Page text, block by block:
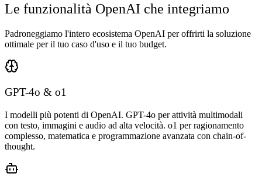
Le funzionalità OpenAI che integriamo
Padroneggiamo l'intero ecosistema OpenAI per offrirti la soluzione
ottimale per il tuo caso d'uso e il tuo budget.
GPT-4o & o1
I modelli più potenti di OpenAI. GPT-4o per attività multimodali
con testo, immagini e audio ad alta velocità. o1 per ragionamento
complesso, matematica e programmazione avanzata con chain-of-
thought.